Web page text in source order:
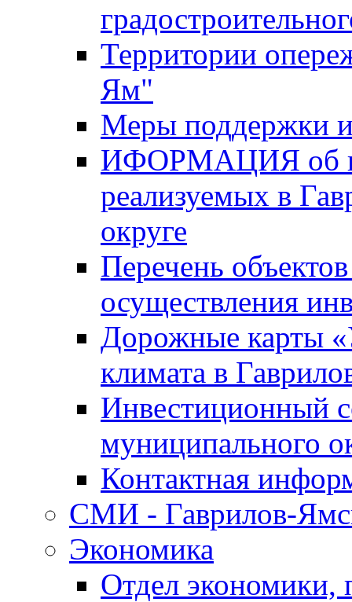
Территории
Ям"
Меры поддержки
ИФОРМАЦИЯ об
реализуемых в
округе
Перечень
осуществления
Дорожные карты
климата в
Инвестиционный
муниципального
Контактная
СМИ - Гаврилов-
Экономика
Отдел экономики,